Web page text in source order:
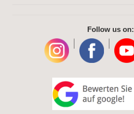
Follow us on: